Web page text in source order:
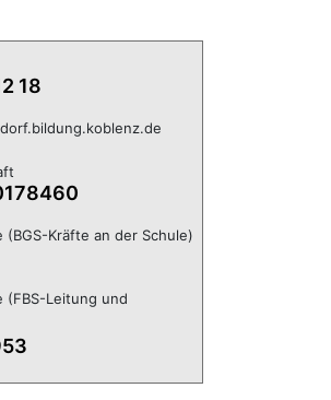
18
Kräfte an der Schule)
(FBS-Leitung und